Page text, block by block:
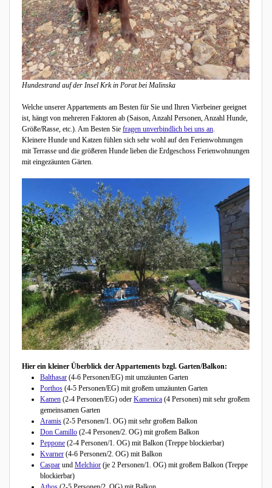
Hundestrand auf der Insel Krk in Porat bei Malinska
Welche unserer Appartements am Besten für Sie und Ihren Vierbeiner geeignet
ist, hängt von mehreren Faktoren ab (Saison, Anzahl Personen, Anzahl Hunde,
Größe/Rasse, etc.). Am Besten Sie fragen unverbindlich bei uns an.
Kleinere Hunde und Katzen fühlen sich sehr wohl auf den Ferienwohnungen
mit Terrasse und die größeren Hunde lieben die Erdgeschoss Ferienwohnungen
mit eingezäunten Gärten.
Hier ein kleiner Überblick der Appartements bzgl. Garten/Balkon:
Balthasar (4-6 Personen/EG) mit umzäunten Garten
Porthos (4-5 Personen/EG) mit großem umzäunten Garten
Kamen (2-4 Personen/EG) oder Kamenica (4 Personen) mit sehr großem
gemeinsamen Garten
Aramis (2-5 Personen/1. OG) mit sehr großem Balkon
Don Camillo (2-4 Personen/2. OG) mit großem Balkon
Peppone (2-4 Personen/1. OG) mit Balkon (Treppe blockierbar)
Kvarner (4-6 Personen/2. OG) mit Balkon
Caspar und Melchior (je 2 Personen/1. OG) mit großem Balkon (Treppe
blockierbar)